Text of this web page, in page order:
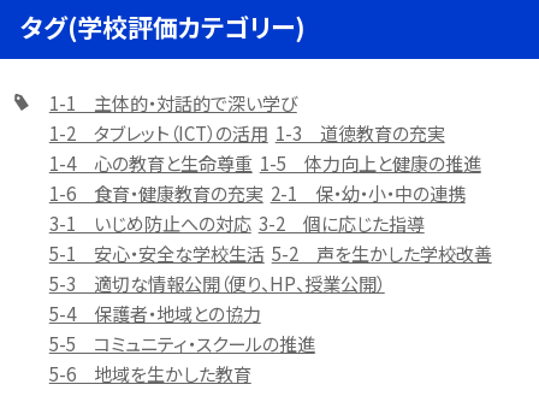
タグ(学校評価カテゴリー)
1-1 主体的・対話的で深い学び
1-2 タブレット（ICT）の活用 1-3 道徳教育の充実
1-4 心の教育と生命尊重 1-5 体力向上と健康の推進
1-6 食育・健康教育の充実 2-1 保・幼・小・中の連携
3-1 いじめ防止への対応 3-2 個に応じた指導
5-1 安心・安全な学校生活 5-2 声を生かした学校改善
5-3 適切な情報公開（便り、HP、授業公開）
5-4 保護者・地域との協力
5-5 コミュニティ・スクールの推進
5-6 地域を生かした教育